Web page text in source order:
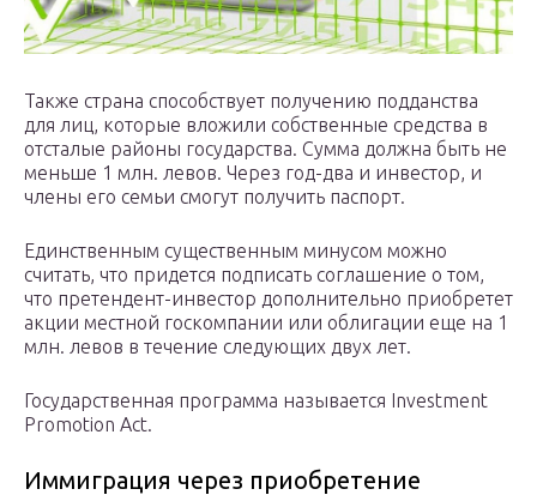
Также страна способствует получению подданства
для лиц, которые вложили собственные средства в
отсталые районы государства. Сумма должна быть не
меньше 1 млн. левов. Через год-два и инвестор, и
члены его семьи смогут получить паспорт.
Единственным существенным минусом можно
считать, что придется подписать соглашение о том,
что претендент-инвестор дополнительно приобретет
акции местной госкомпании или облигации еще на 1
млн. левов в течение следующих двух лет.
Государственная программа называется Investment
Promotion Act.
Иммиграция через приобретение